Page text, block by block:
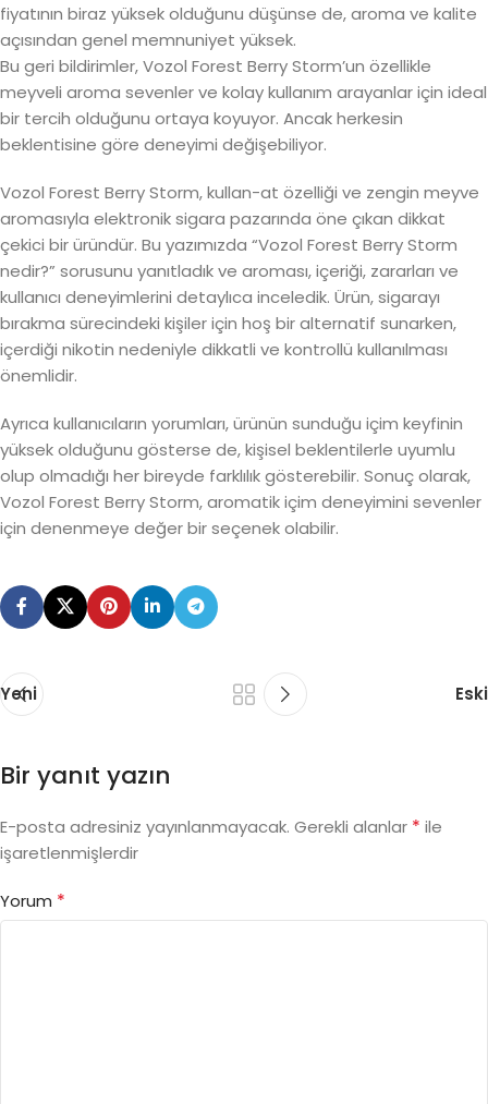
fiyatının biraz yüksek olduğunu düşünse de, aroma ve kalite
açısından genel memnuniyet yüksek.
Bu geri bildirimler, Vozol Forest Berry Storm’un özellikle
meyveli aroma sevenler ve kolay kullanım arayanlar için ideal
bir tercih olduğunu ortaya koyuyor. Ancak herkesin
beklentisine göre deneyimi değişebiliyor.
Vozol Forest Berry Storm, kullan-at özelliği ve zengin meyve
aromasıyla elektronik sigara pazarında öne çıkan dikkat
çekici bir üründür. Bu yazımızda “Vozol Forest Berry Storm
nedir?” sorusunu yanıtladık ve aroması, içeriği, zararları ve
kullanıcı deneyimlerini detaylıca inceledik. Ürün, sigarayı
bırakma sürecindeki kişiler için hoş bir alternatif sunarken,
içerdiği nikotin nedeniyle dikkatli ve kontrollü kullanılması
önemlidir.
Ayrıca kullanıcıların yorumları, ürünün sunduğu içim keyfinin
yüksek olduğunu gösterse de, kişisel beklentilerle uyumlu
olup olmadığı her bireyde farklılık gösterebilir. Sonuç olarak,
Vozol Forest Berry Storm, aromatik içim deneyimini sevenler
için denenmeye değer bir seçenek olabilir.
Yeni Eski
Bir yanıt yazın
E-posta adresiniz yayınlanmayacak. Gerekli alanlar * ile
işaretlenmişlerdir
Yorum *